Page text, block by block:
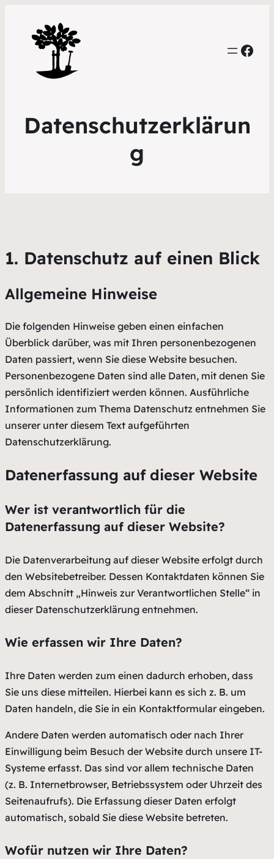
Datenschutzerklärun
g
1. Datenschutz auf einen Blick
Allgemeine Hinweise
Die folgenden Hinweise geben einen einfachen
Überblick darüber, was mit Ihren personenbezogenen
Daten passiert, wenn Sie diese Website besuchen.
Personenbezogene Daten sind alle Daten, mit denen Sie
persönlich identifiziert werden können. Ausführliche
Informationen zum Thema Datenschutz entnehmen Sie
unserer unter diesem Text aufgeführten
Datenschutzerklärung.
Datenerfassung auf dieser Website
Wer ist verantwortlich für die
Datenerfassung auf dieser Website?
Die Datenverarbeitung auf dieser Website erfolgt durch
den Websitebetreiber. Dessen Kontaktdaten können Sie
dem Abschnitt „Hinweis zur Verantwortlichen Stelle“ in
dieser Datenschutzerklärung entnehmen.
Wie erfassen wir Ihre Daten?
Ihre Daten werden zum einen dadurch erhoben, dass
Sie uns diese mitteilen. Hierbei kann es sich z. B. um
Daten handeln, die Sie in ein Kontaktformular eingeben.
Andere Daten werden automatisch oder nach Ihrer
Einwilligung beim Besuch der Website durch unsere IT-
Systeme erfasst. Das sind vor allem technische Daten
(z. B. Internetbrowser, Betriebssystem oder Uhrzeit des
Seitenaufrufs). Die Erfassung dieser Daten erfolgt
automatisch, sobald Sie diese Website betreten.
Wofür nutzen wir Ihre Daten?